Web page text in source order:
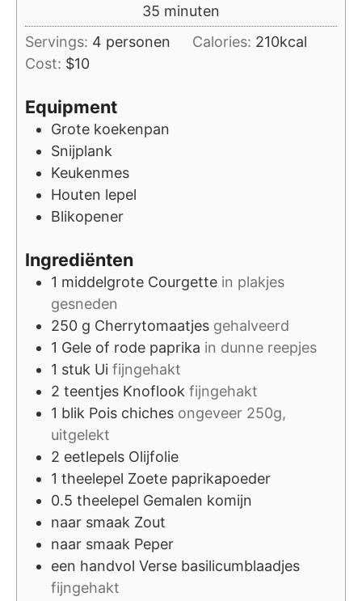
35 minuten
minuten
Servings: 4 personen Calories: 210kcal
Cost: $10
Equipment
Grote koekenpan
Snijplank
Keukenmes
Houten lepel
Blikopener
Ingrediënten
1 middelgrote Courgette in plakjes
gesneden
250 g Cherrytomaatjes gehalveerd
1 Gele of rode paprika in dunne reepjes
1 stuk Ui fijngehakt
2 teentjes Knoflook fijngehakt
1 blik Pois chiches ongeveer 250g,
uitgelekt
2 eetlepels Olijfolie
1 theelepel Zoete paprikapoeder
0.5 theelepel Gemalen komijn
naar smaak Zout
naar smaak Peper
een handvol Verse basilicumblaadjes
fijngehakt